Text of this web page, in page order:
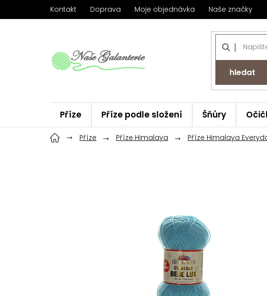
Kontakt Doprava Moje objednávka Naše značky
hledat
Příze Příze podle složení Šňůry
Háčky ChiaoGoo Značky
Příze Příze Himalaya Příze Himalaya